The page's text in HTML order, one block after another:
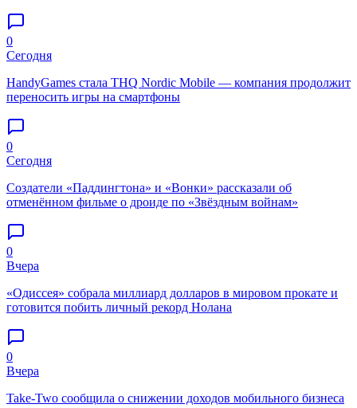
0
Сегодня
HandyGames стала THQ Nordic Mobile — компания продолжит
переносить игры на смартфоны
0
Сегодня
Создатели «Паддингтона» и «Вонки» рассказали об
отменённом фильме о дроиде по «Звёздным войнам»
0
Вчера
«Одиссея» собрала миллиард долларов в мировом прокате и
готовится побить личный рекорд Нолана
0
Вчера
Take-Two сообщила о снижении доходов мобильного бизнеса